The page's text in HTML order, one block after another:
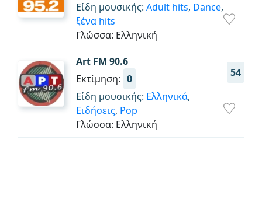
Είδη μουσικής: Adult hits, Dance,
ξένα hits
Γλώσσα: Ελληνική
Art FM 90.6
54
Εκτίμηση: 0
Είδη μουσικής: Ελληνικά,
Ειδήσεις, Pop
Γλώσσα: Ελληνική